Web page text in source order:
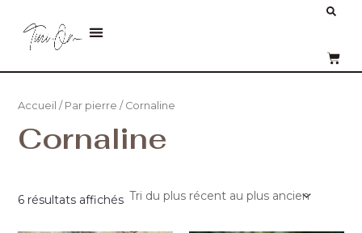
contenu
Menu
Accueil / Par pierre / Cornaline
Cornaline
6 résultats affichés
ancien